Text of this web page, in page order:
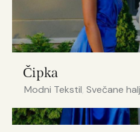
Čipka
Modni Tekstil, Svečane